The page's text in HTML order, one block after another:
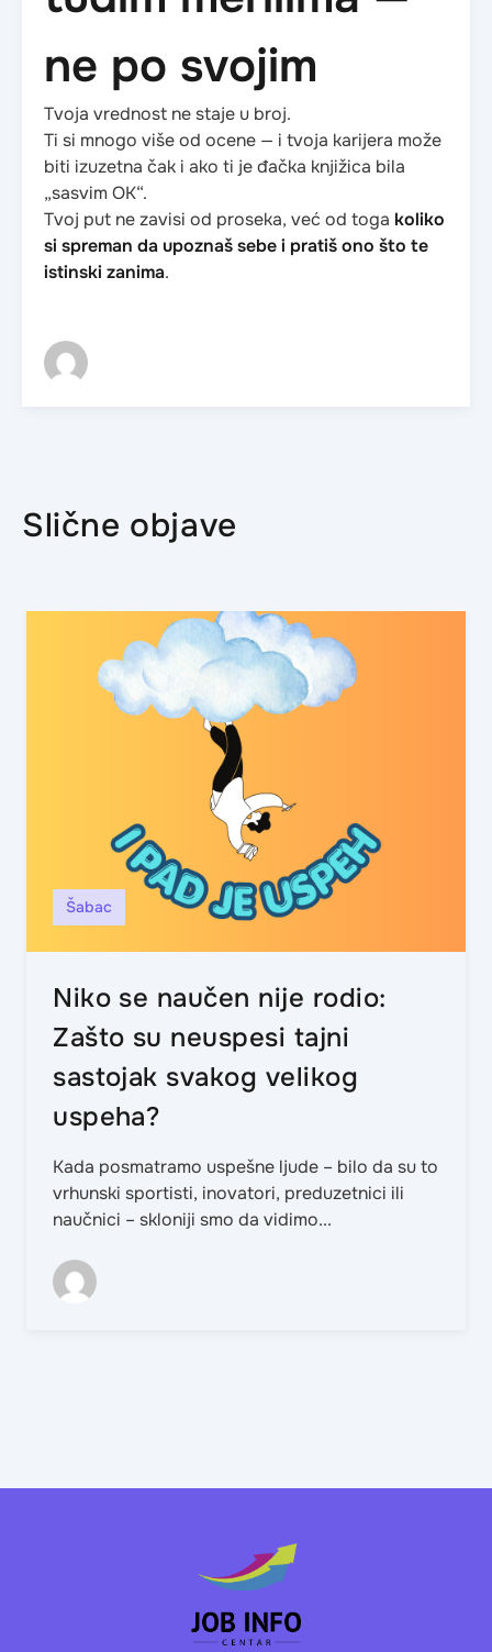
ne po svojim
Tvoja vrednost ne staje u broj.
Ti si mnogo više od ocene — i tvoja karijera može
biti izuzetna čak i ako ti je đačka knjižica bila
„sasvim OK“.
Tvoj put ne zavisi od proseka, već od toga koliko
si spreman da upoznaš sebe i pratiš ono što te
istinski zanima.
Slične objave
Šabac
Niko se naučen nije rodio:
Zašto su neuspesi tajni
sastojak svakog velikog
uspeha?
Kada posmatramo uspešne ljude – bilo da su to
vrhunski sportisti, inovatori, preduzetnici ili
naučnici – skloniji smo da vidimo...